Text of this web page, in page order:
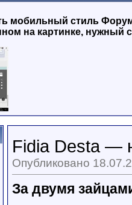
мобильный стиль
на картинке, нужный
Fidia Desta —
Опубликовано
За двумя